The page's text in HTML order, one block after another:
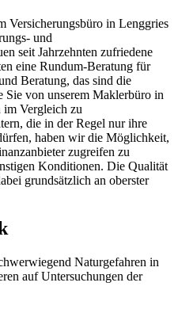
Versicherungsbüro in Lenggries
und
seit Jahr­zehn­ten zu­frie­dene
eine Rundum-Beratung für
Beratung, das sind die
von unserem Maklerbüro in
im Vergleich zu
die in der Regel nur ihre
haben wir die Möglichkeit,
zugreifen zu
Konditionen. Die Qualität
grundsätzlich an oberster
Naturgefahren in
auf Untersuchungen der